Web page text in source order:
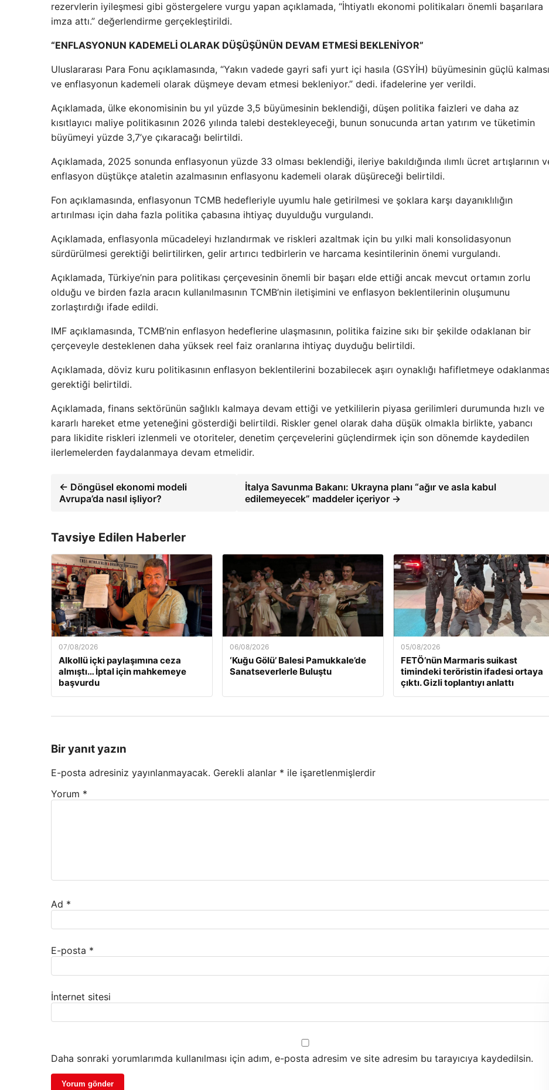
rezervlerin iyileşmesi gibi göstergelere vurgu yapan açıklamada, “İhtiyatlı ekonomi politikaları önemli başarılara
imza attı.” değerlendirme gerçekleştirildi.
“ENFLASYONUN KADEMELİ OLARAK DÜŞÜŞÜNÜN DEVAM ETMESİ BEKLENİYOR”
Uluslararası Para Fonu açıklamasında, “Yakın vadede gayri safi yurt içi hasıla (GSYİH) büyümesinin güçlü kalması
ve enflasyonun kademeli olarak düşmeye devam etmesi bekleniyor.” dedi. ifadelerine yer verildi.
Açıklamada, ülke ekonomisinin bu yıl yüzde 3,5 büyümesinin beklendiği, düşen politika faizleri ve daha az
kısıtlayıcı maliye politikasının 2026 yılında talebi destekleyeceği, bunun sonucunda artan yatırım ve tüketimin
büyümeyi yüzde 3,7’ye çıkaracağı belirtildi.
Açıklamada, 2025 sonunda enflasyonun yüzde 33 olması beklendiği, ileriye bakıldığında ılımlı ücret artışlarının
enflasyon düştükçe ataletin azalmasının enflasyonu kademeli olarak düşüreceği belirtildi.
Fon açıklamasında, enflasyonun TCMB hedefleriyle uyumlu hale getirilmesi ve şoklara karşı dayanıklılığın
artırılması için daha fazla politika çabasına ihtiyaç duyulduğu vurgulandı.
Açıklamada, enflasyonla mücadeleyi hızlandırmak ve riskleri azaltmak için bu yılki mali konsolidasyonun
sürdürülmesi gerektiği belirtilirken, gelir artırıcı tedbirlerin ve harcama kesintilerinin önemi vurgulandı.
Açıklamada, Türkiye’nin para politikası çerçevesinin önemli bir başarı elde ettiği ancak mevcut ortamın zorlu
olduğu ve birden fazla aracın kullanılmasının TCMB’nin iletişimini ve enflasyon beklentilerinin oluşumunu
zorlaştırdığı ifade edildi.
IMF açıklamasında, TCMB’nin enflasyon hedeflerine ulaşmasının, politika faizine sıkı bir şekilde odaklanan bir
çerçeveyle desteklenen daha yüksek reel faiz oranlarına ihtiyaç duyduğu belirtildi.
Açıklamada, döviz kuru politikasının enflasyon beklentilerini bozabilecek aşırı oynaklığı hafifletmeye
gerektiği belirtildi.
Açıklamada, finans sektörünün sağlıklı kalmaya devam ettiği ve yetkililerin piyasa gerilimleri durumunda hızlı ve
kararlı hareket etme yeteneğini gösterdiği belirtildi. Riskler genel olarak daha düşük olmakla birlikte, yabancı
para likidite riskleri izlenmeli ve otoriteler, denetim çerçevelerini güçlendirmek için son dönemde kaydedilen
ilerlemelerden faydalanmaya devam etmelidir.
← Döngüsel ekonomi modeli
Avrupa’da nasıl işliyor?
İtalya Savunma Bakanı: Ukrayna planı “ağır ve asla kabul
edilemeyecek” maddeler içeriyor →
Tavsiye Edilen Haberler
07/08/2026
Alkollü içki paylaşımına ceza
almıştı… İptal için mahkemeye
başvurdu
06/08/2026
‘Kuğu Gölü’ Balesi Pamukkale’de
Sanatseverlerle Buluştu
05/08/2026
FETÖ’nün Marmaris suikast
timindeki teröristin ifadesi ortaya
çıktı. Gizli toplantıyı anlattı
Bir yanıt yazın
E-posta adresiniz yayınlanmayacak. Gerekli alanlar * ile işaretlenmişlerdir
Yorum *
Ad *
E-posta *
İnternet sitesi
Daha sonraki yorumlarımda kullanılması için adım, e-posta adresim ve site adresim bu tarayıcıya kaydedilsin.